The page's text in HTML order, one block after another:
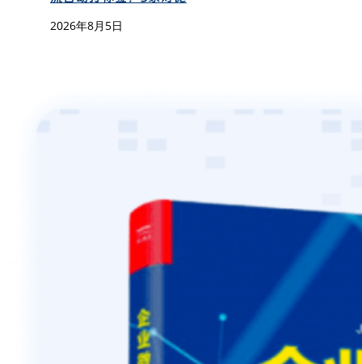
2026年8月5日